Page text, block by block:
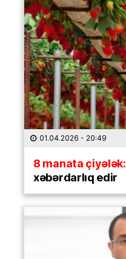
01.04.2026 - 20:49
8 manata çiyələk:
xəbərdarlıq edir